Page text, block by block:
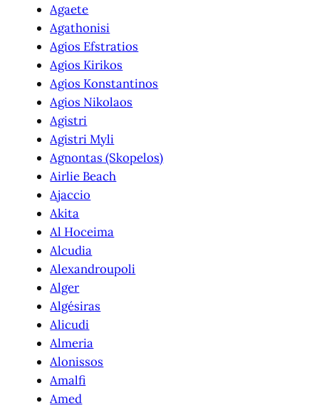
Agaete
Agathonisi
Agios Efstratios
Agios Kirikos
Agios Konstantinos
Agios Nikolaos
Agistri
Agistri Myli
Agnontas (Skopelos)
Airlie Beach
Ajaccio
Akita
Al Hoceima
Alcudia
Alexandroupoli
Alger
Algésiras
Alicudi
Almeria
Alonissos
Amalfi
Amed